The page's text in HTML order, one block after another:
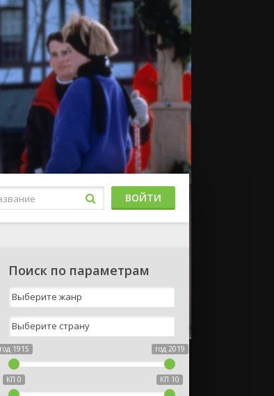
ВОЙТИ
Поиск по параметрам
год 1915 год 2019
КП 0 КП 10